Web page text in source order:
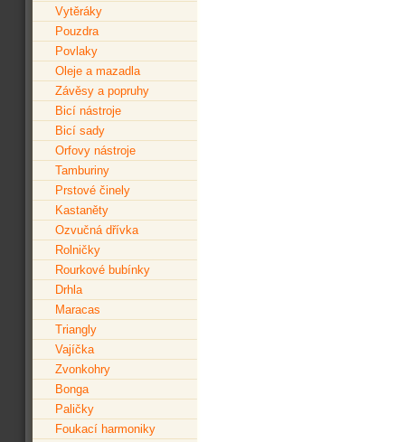
Vytěráky
Pouzdra
Povlaky
Oleje a mazadla
Závěsy a popruhy
Bicí nástroje
Bicí sady
Orfovy nástroje
Tamburiny
Prstové činely
Kastaněty
Ozvučná dřívka
Rolničky
Rourkové bubínky
Drhla
Maracas
Triangly
Vajíčka
Zvonkohry
Bonga
Paličky
Foukací harmoniky